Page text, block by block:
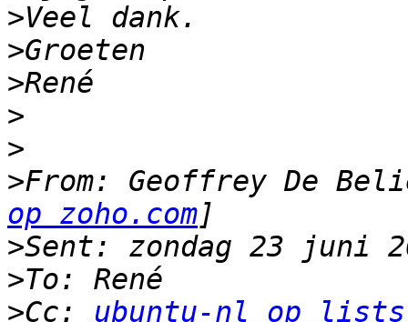
>
>
>
>
>
>From: Geoffrey De
op zoho.com
>
>
>Cc: ubuntu-nl op